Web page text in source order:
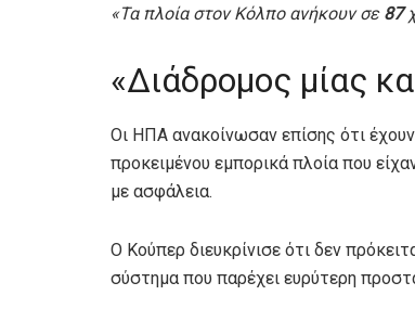
«Τα πλοία στον Κόλπο ανήκουν σε 87
«Διάδρομος μίας
Οι ΗΠΑ ανακοίνωσαν επίσης ότι έχουν
προκειμένου εμπορικά πλοία που
με ασφάλεια.
Ο Κούπερ διευκρίνισε ότι δεν
σύστημα που παρέχει ευρύτερη